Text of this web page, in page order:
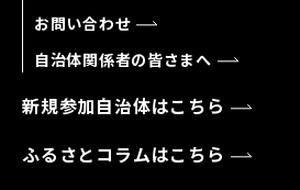
お問い合わせ
自治体関係者の皆さまへ
新規参加自治体はこちら
ふるさとコラムはこちら